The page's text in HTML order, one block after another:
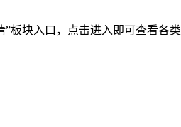
板块入口，点击进入即可查看各